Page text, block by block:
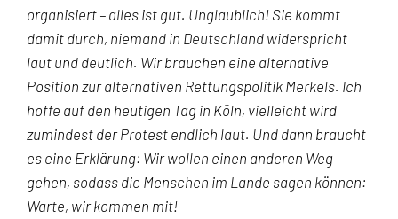
organisiert – alles ist gut. Unglaublich! Sie kommt
damit durch, niemand in Deutschland widerspricht
laut und deutlich. Wir brauchen eine alternative
Position zur alternativen Rettungspolitik Merkels. Ich
hoffe auf den heutigen Tag in Köln, vielleicht wird
zumindest der Protest endlich laut. Und dann braucht
es eine Erklärung: Wir wollen einen anderen Weg
gehen, sodass die Menschen im Lande sagen können:
Warte, wir kommen mit!